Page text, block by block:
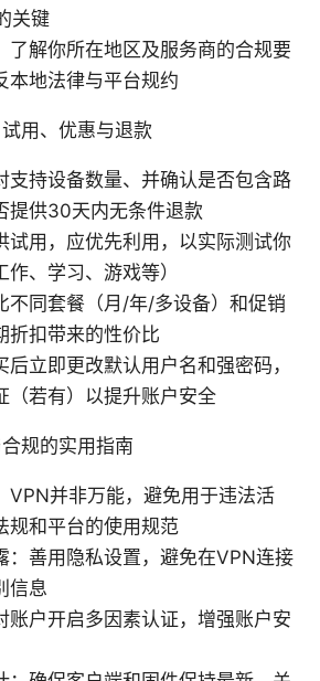
关键
了解你所在地区及服务商的合规要
本地法律与平台规约
用、优惠与退款
支持设备数量、并确认是否包含路
提供30天内无条件退款
试用，应优先利用，以实际测试你
、学习、游戏等）
不同套餐（月/年/多设备）和促销
折扣带来的性价比
后立即更改默认用户名和强密码，
（若有）以提升账户安全
规的实用指南
VPN并非万能，避免用于违法活
规和平台的使用规范
：善用隐私设置，避免在VPN连接
信息
账户开启多因素认证，增强账户安